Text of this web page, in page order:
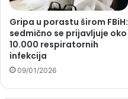
Gripa u porastu širom FBiH:
sedmično se prijavljuje oko
10.000 respiratornih
infekcija
09/01/2026